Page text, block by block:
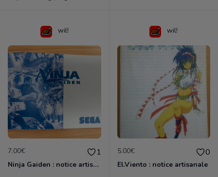
wil!
7.00€ 1
Ninja Gaiden : notice artisanale
wil!
5.00€ 0
El.Viento : notice artisanale